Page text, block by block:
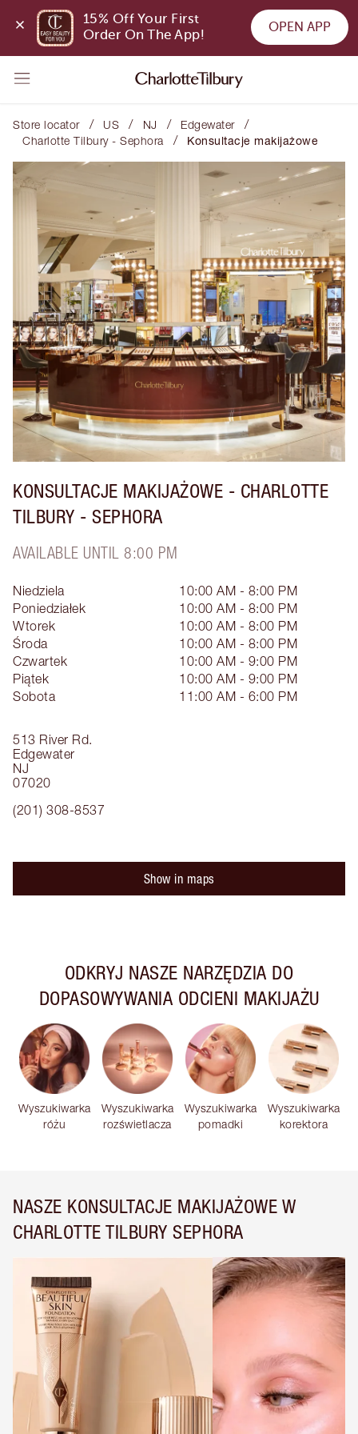
15% Off Your First
Order On The App!
OPEN APP
Store locator / US / NJ / Edgewater /
Charlotte Tilbury - Sephora / Konsultacje makijażowe
KONSULTACJE MAKIJAŻOWE - CHARLOTTE
TILBURY - SEPHORA
AVAILABLE UNTIL 8:00 PM
513 River Rd.
Edgewater
NJ
07020
(201) 308-8537
Niedziela
10:00 AM - 8:00 PM
Poniedziałek
10:00 AM - 8:00 PM
Wtorek
10:00 AM - 8:00 PM
Środa
10:00 AM - 8:00 PM
Czwartek
10:00 AM - 9:00 PM
Piątek
10:00 AM - 9:00 PM
Sobota
11:00 AM - 6:00 PM
Show in maps
ODKRYJ NASZE NARZĘDZIA DO
DOPASOWYWANIA ODCIENI MAKIJAŻU
Wyszukiwarka
różu
Wyszukiwarka
rozświetlacza
Wyszukiwarka
pomadki
Wyszukiwarka
korektora
NASZE KONSULTACJE MAKIJAŻOWE W
CHARLOTTE TILBURY SEPHORA